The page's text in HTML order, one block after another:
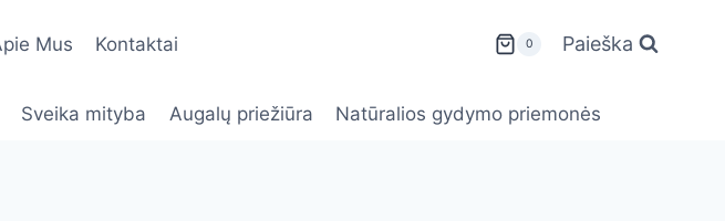
Mus Kontaktai 0 Paieška
Sveika mityba Augalų priežiūra Natūralios gydymo priemonės